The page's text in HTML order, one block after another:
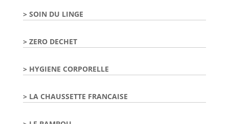
SOIN DU LINGE
ZERO DECHET
HYGIENE CORPORELLE
LA CHAUSSETTE FRANCAISE